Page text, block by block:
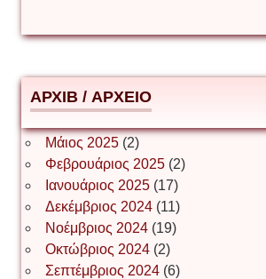
Δημήτριος Ζακοντινός
ΕΥΑΓΓΕΛΟΣ ΜΩΚΟΣ
Ιωάννης Σ. Παπαφλωράτος
ΝΙΚΟΣ ΓΑΤΟΣ
АРХІВ / ΑΡΧΕΙΟ
Μάιος 2025(2)
Φεβρουάριος 2025(2)
Ιανουάριος 2025(17)
Δεκέμβριος 2024(11)
Νοέμβριος 2024(19)
Οκτώβριος 2024(2)
Σεπτέμβριος 2024(6)